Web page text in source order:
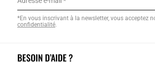
BESOIN D’AIDE ?
*En vous inscrivant à la newsletter, vous acceptez
confidentialité.